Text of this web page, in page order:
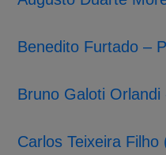
Benedito Furtado –
Bruno Galoti Orlandi
Carlos Teixeira